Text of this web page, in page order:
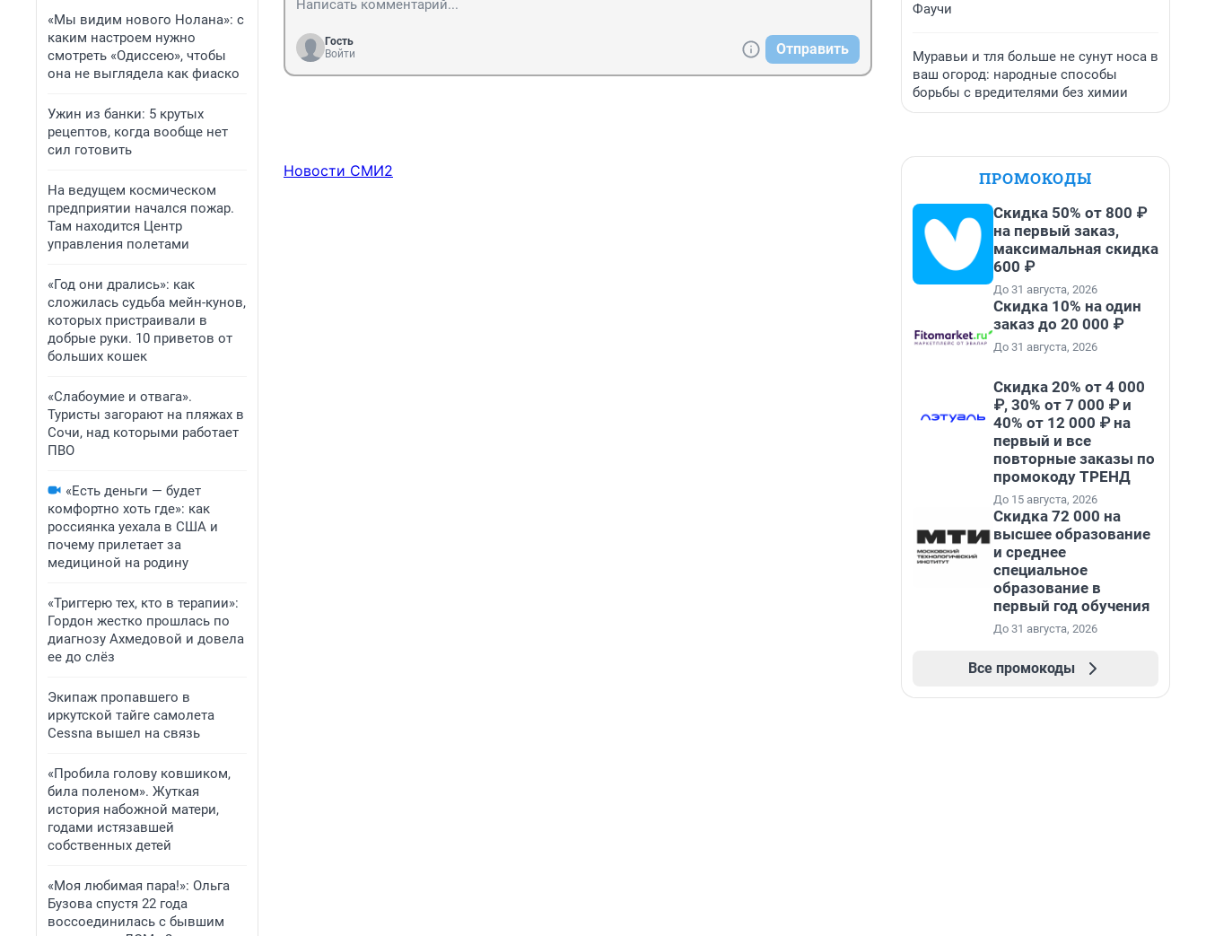
«Мы видим нового Нолана»: с
каким настроем нужно
смотреть «Одиссею», чтобы
она не выглядела как фиаско
Ужин из банки: 5 крутых
рецептов, когда вообще нет
сил готовить
На ведущем космическом
предприятии начался пожар.
Там находится Центр
управления полетами
«Год они дрались»: как
сложилась судьба мейн-кунов,
которых пристраивали в
добрые руки. 10 приветов от
больших кошек
«Слабоумие и отвага».
Туристы загорают на пляжах в
Сочи, над которыми работает
ПВО
«Есть деньги — будет
комфортно хоть где»: как
россиянка уехала в США и
почему прилетает за
медициной на родину
«Триггерю тех, кто в терапии»:
Гордон жестко прошлась по
диагнозу Ахмедовой и довела
ее до слёз
Экипаж пропавшего в
иркутской тайге самолета
Cessna вышел на связь
«Пробила голову ковшиком,
била поленом». Жуткая
история набожной матери,
годами истязавшей
собственных детей
«Моя любимая пара!»: Ольга
Бузова спустя 22 года
воссоединилась с бывшим
Гость
Войти
Отправить
Новости СМИ2
Фаучи
Муравьи и тля больше не сунут носа в
ваш огород: народные способы
борьбы с вредителями без химии
ПРОМОКОДЫ
Скидка 50% от 800 ₽
на первый заказ,
максимальная скидка
600 ₽
До 31 августа, 2026
Скидка 10% на один
заказ до 20 000 ₽
До 31 августа, 2026
Скидка 20% от 4 000
₽, 30% от 7 000 ₽ и
40% от 12 000 ₽ на
первый и все
повторные заказы по
промокоду ТРЕНД
До 15 августа, 2026
Скидка 72 000 на
высшее образование
и среднее
специальное
образование в
первый год обучения
До 31 августа, 2026
Все промокоды